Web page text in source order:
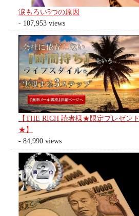
涙もろい5つの原因
- 107,953 views
【THE RICH 読者様★限定プレゼント
★】
- 84,990 views